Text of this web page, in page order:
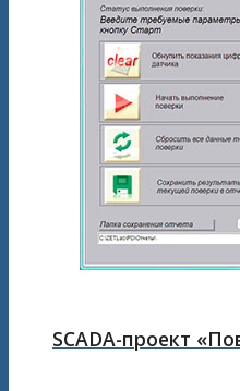
SCADA-проект